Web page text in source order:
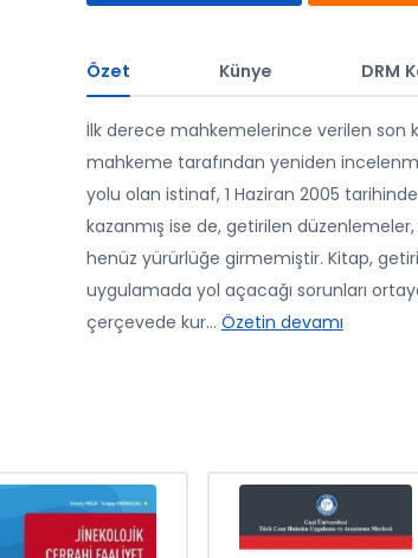
Özet Künye DRM
İlk derece mahkemelerince verilen son
mahkeme tarafından yeniden
yolu olan istinaf, 1 Haziran 2005
kazanmış ise de, getirilen
henüz yürürlüğe girmemiştir. Kitap,
uygulamada yol açacağı sorunları
çerçevede kur... Özetin devamı